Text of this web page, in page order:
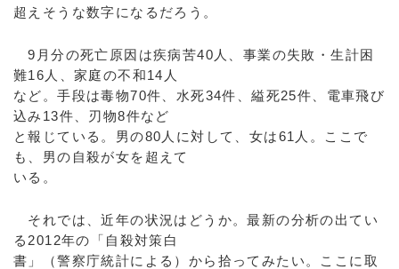
超えそうな数字になるだろう。
9月分の死亡原因は疾病苦40人、事業の失敗・生計困
難16人、家庭の不和14人
など。手段は毒物70件、水死34件、縊死25件、電車飛び
込み13件、刃物8件など
と報じている。男の80人に対して、女は61人。ここで
も、男の自殺が女を超えて
いる。
それでは、近年の状況はどうか。最新の分析の出てい
る2012年の「自殺対策白
書」（警察庁統計による）から拾ってみたい。ここに取